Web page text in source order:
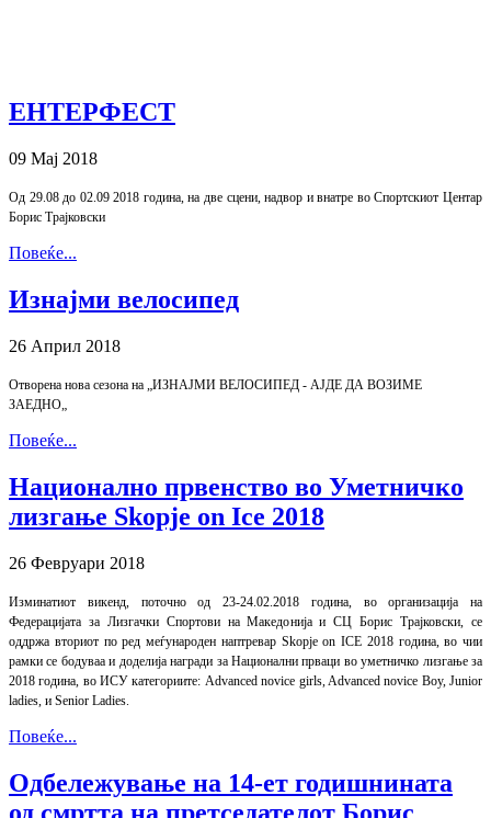
ЕНТЕРФЕСТ
09 Мај 2018
Од 29.08 до 02.09 2018 година, на две сцени, надвор и внатре во Спортскиот Центар
Борис Трајковски
Повеќе...
Изнајми велосипед
26 Април 2018
Отворена нова сезона на „ИЗНАЈМИ ВЕЛОСИПЕД - АЈДЕ ДА ВОЗИМЕ
ЗАЕДНО„
Повеќе...
Национално првенство во Уметничко
лизгање Skopje on Ice 2018
26 Февруари 2018
Изминатиот викенд, поточно од 23-24.02.2018 година, во организација на
Федерацијата за Лизгачки Спортови на Македонија и СЦ Борис Трајковски, се
оддржа вториот по ред меѓународен наптревар Skopje on ICE 2018 година, во чии
рамки се бодуваа и доделија награди за Национални прваци во уметничко лизгање за
2018 година, во ИСУ категориите: Advanced novice girls, Advanced novice Boy, Junior
ladies, и Senior Ladies.
Повеќе...
Одбележување на 14-ет годишнината
од смртта на претседателот Борис